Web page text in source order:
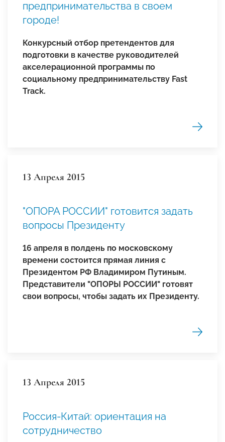
предпринимательства в своем
городе!
Конкурсный отбор претендентов для
подготовки в качестве руководителей
акселерационной программы по
социальному предпринимательству Fast
Track.
13 Апреля 2015
"ОПОРА РОССИИ" готовится задать
вопросы Президенту
16 апреля в полдень по московскому
времени состоится прямая линия с
Президентом РФ Владимиром Путиным.
Представители "ОПОРЫ РОССИИ" готовят
свои вопросы, чтобы задать их Президенту.
13 Апреля 2015
Россия-Китай: ориентация на
сотрудничество